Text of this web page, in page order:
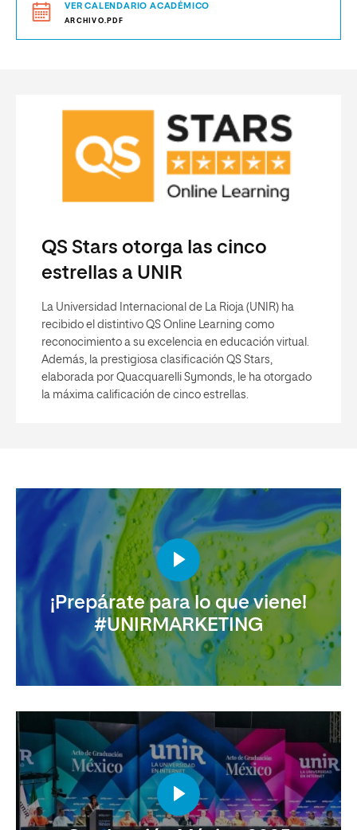
VER CALENDARIO ACADÉMICO
ARCHIVO.PDF
QS Stars otorga las cinco
estrellas a UNIR
La Universidad Internacional de La Rioja (UNIR) ha
recibido el distintivo QS Online Learning como
reconocimiento a su excelencia en educación virtual.
Además, la prestigiosa clasificación QS Stars,
elaborada por Quacquarelli Symonds, le ha otorgado
la máxima calificación de cinco estrellas.
¡Prepárate para lo que viene!
#UNIRMARKETING